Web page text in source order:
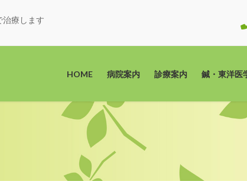
療します
HOME 病院案内 診療案内 鍼・東洋医